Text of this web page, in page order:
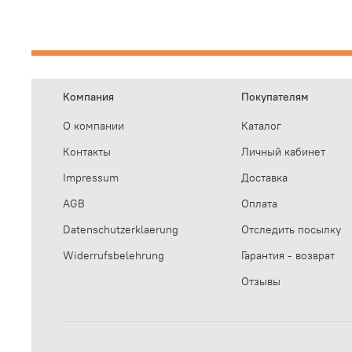
Компания
О компании
Контакты
Impressum
AGB
Datenschutzerklaerung
Widerrufsbelehrung
Покупателям
Каталог
Личный кабинет
Доставка
Оплата
Отследить посылку
Гарантия - возврат
Отзывы